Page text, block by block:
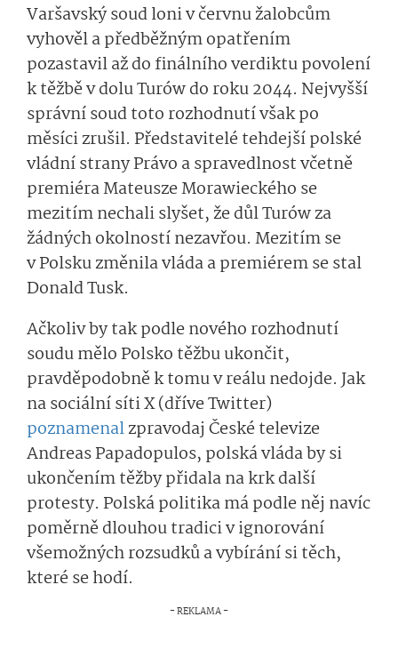
Varšavský soud loni v červnu žalobcům
vyhověl a předběžným opatřením
pozastavil až do finálního verdiktu povolení
k těžbě v dolu Turów do roku 2044. Nejvyšší
správní soud toto rozhodnutí však po
měsíci zrušil. Představitelé tehdejší polské
vládní strany Právo a spravedlnost včetně
premiéra Mateusze Morawieckého se
mezitím nechali slyšet, že důl Turów za
žádných okolností nezavřou. Mezitím se
v Polsku změnila vláda a premiérem se stal
Donald Tusk.
Ačkoliv by tak podle nového rozhodnutí
soudu mělo Polsko těžbu ukončit,
pravděpodobně k tomu v reálu nedojde. Jak
na sociální síti X (dříve Twitter)
poznamenalzpravodaj České televize
Andreas Papadopulos, polská vláda by si
ukončením těžby přidala na krk další
protesty. Polská politika má podle něj navíc
poměrně dlouhou tradici v ignorování
všemožných rozsudků a vybírání si těch,
které se hodí.